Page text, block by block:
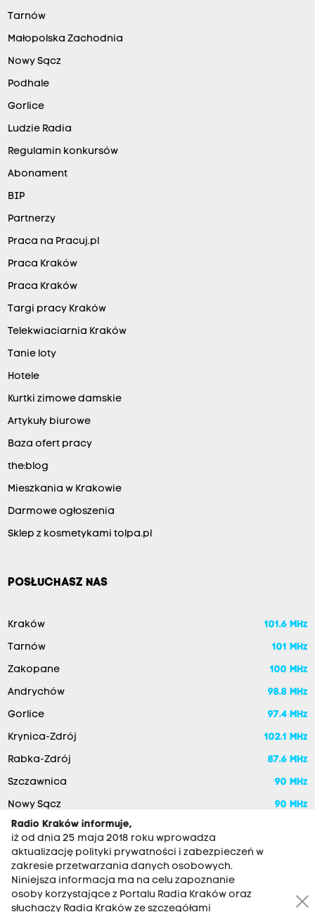
Tarnów
Małopolska Zachodnia
Nowy Sącz
Podhale
Gorlice
Ludzie Radia
Regulamin konkursów
Abonament
BIP
Partnerzy
Praca na Pracuj.pl
Praca Kraków
Praca Kraków
Targi pracy Kraków
Telekwiaciarnia Kraków
Tanie loty
Hotele
Kurtki zimowe damskie
Artykuły biurowe
Baza ofert pracy
the:blog
Mieszkania w Krakowie
Darmowe ogłoszenia
Sklep z kosmetykami tolpa.pl
POSŁUCHASZ NAS
Kraków 101.6 MHz
Tarnów 101 MHz
Zakopane 100 MHz
Andrychów 98.8 MHz
Gorlice 97.4 MHz
Krynica-Zdrój 102.1 MHz
Rabka-Zdrój 87.6 MHz
Szczawnica 90 MHz
Nowy Sącz
90 MHz
Radio Kraków informuje,
iż od dnia 25 maja 2018 roku wprowadza
aktualizację polityki prywatności i zabezpieczeń w
zakresie przetwarzania danych osobowych.
Niniejsza informacja ma na celu zapoznanie
osoby korzystające z Portalu Radia Kraków oraz
słuchaczy Radia Kraków ze szczegółami